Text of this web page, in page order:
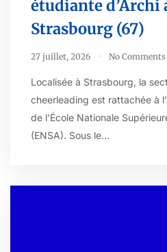
étudiante d’Archi
Strasbourg (67)
27 juillet, 2026 No Comments
Localisée à Strasbourg, la
cheerleading est rattachée à
de l’École Nationale
(ENSA). Sous le…